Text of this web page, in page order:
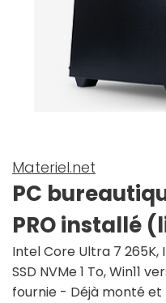
Materiel.net
PC
PRO installé
Intel Core Ultra 7 265K,
SSD NVMe 1 To, Win11
fournie - Déjà monté